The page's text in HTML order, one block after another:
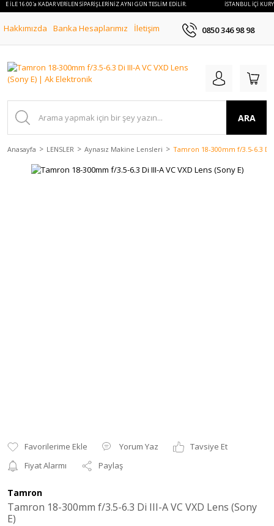
İLE 16:00'a KADAR VERİLEN SİPARİŞLERİNİZ AYNI GÜN TESLİM EDİLİR. İSTANBUL İÇİ
Hakkımızda Banka Hesaplarımız İletişim 0850 346 98 98
ARA
Anasayfa LENSLER Aynasız Makine Lensleri Tamron 18-300mm f/3.5-6.3 Di
Yorum Yaz
Tavsiye Et
Fiyat Alarmı
Paylaş
Tamron
Tamron 18-300mm f/3.5-6.3 Di III-A VC VXD Lens (Sony
E)